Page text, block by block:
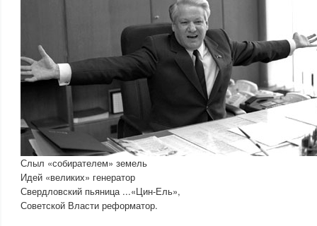
Слыл «собирателем» земель
Идей «великих» генератор
Свердловский пьяница ...«Цин-Ель»,
Советской Власти реформатор.